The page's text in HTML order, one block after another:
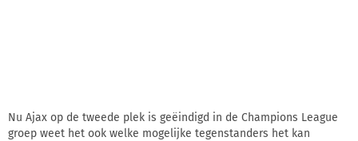
Nu Ajax op de tweede plek is geëindigd in de Champions League
groep weet het ook welke mogelijke tegenstanders het kan